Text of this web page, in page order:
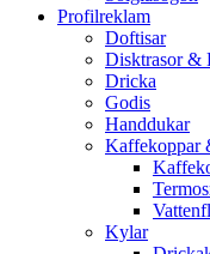
Profilreklam
Doftisar
Disktrasor &
Dricka
Godis
Handdukar
Kaffekoppar
Kylar